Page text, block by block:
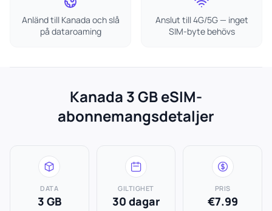
Anländ till Kanada och slå
på dataroaming
Anslut till 4G/5G — inget
SIM-byte behövs
Kanada 3 GB eSIM-
abonnemangsdetaljer
DATA
3 GB
GILTIGHET
30 dagar
PRIS
€7.99